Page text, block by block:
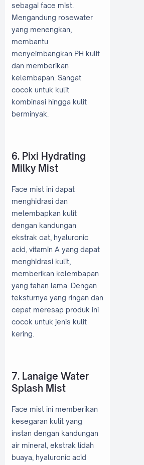
sebagai face mist.
Mengandung rosewater
yang menengkan,
membantu
menyeimbangkan PH kulit
dan memberikan
kelembapan. Sangat
cocok untuk kulit
kombinasi hingga kulit
berminyak.
6. Pixi Hydrating
Milky Mist
Face mist ini dapat
menghidrasi dan
melembapkan kulit
dengan kandungan
ekstrak oat, hyaluronic
acid, vitamin A yang dapat
menghidrasi kulit,
memberikan kelembapan
yang tahan lama. Dengan
teksturnya yang ringan dan
cepat meresap produk ini
cocok untuk jenis kulit
kering.
7. Lanaige Water
Splash Mist
Face mist ini memberikan
kesegaran kulit yang
instan dengan kandungan
air mineral, ekstrak lidah
buaya, hyaluronic acid